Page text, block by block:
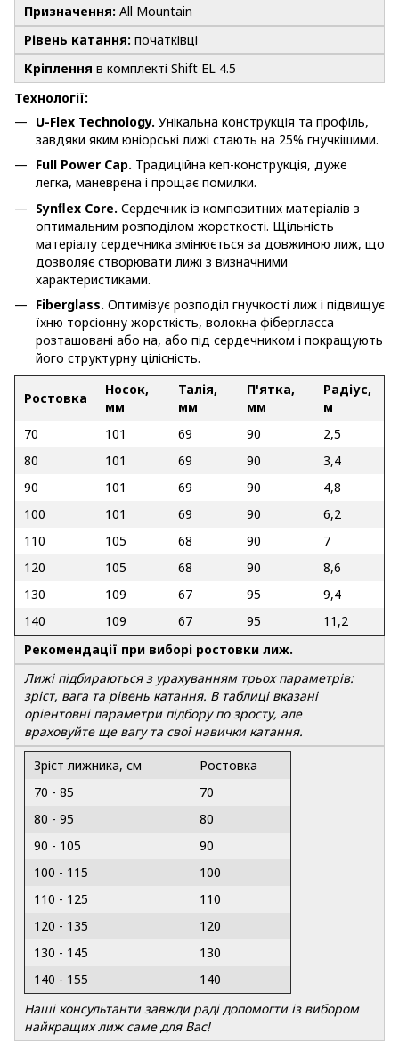
Призначення: All Mountain
Рівень катання: початківці
Кріплення в комплекті Shift EL 4.5
Технології:
U-Flex Technology. Унікальна конструкція та профіль,
завдяки яким юніорські лижі стають на 25% гнучкішими.
Full Power Cap. Традиційна кеп-конструкція, дуже
легка, маневрена і прощає помилки.
Synﬂex Core. Сердечник із композитних матеріалів з
оптимальним розподілом жорсткості. Щільність
матеріалу сердечника змінюється за довжиною лиж, що
дозволяє створювати лижі з визначними
характеристиками.
Fiberglass. Оптимізує розподіл гнучкості лиж і підвищує
їхню торсіонну жорсткість, волокна фібергласса
розташовані або на, або під сердечником і покращують
його структурну цілісність.
Ростовка
Носок,
мм
Талія,
мм
П'ятка,
мм
Радіус,
м
70
101 69 90
2,5
80
101 69 90
3,4
90
101 69 90
4,8
100
101 69 90
6,2
110
105 68 90
7
120
105 68 90
8,6
130
109 67 95
9,4
140
109 67 95
11,2
Рекомендації при виборі ростовки лиж.
Лижі підбираються з урахуванням трьох параметрів:
зріст, вага та рівень катання. В таблиці вказані
оріентовні параметри підбору по зросту, але
враховуйте ще вагу та свої навички катання.
Зріст лижника, см
Ростовка
70 - 85
70
80 - 95
80
90 - 105
90
100 - 115
100
110 - 125
110
120 - 135
120
130 - 145
130
140 - 155
140
Наші консультанти завжди раді допомогти із вибором
найкращих лиж саме для Вас!